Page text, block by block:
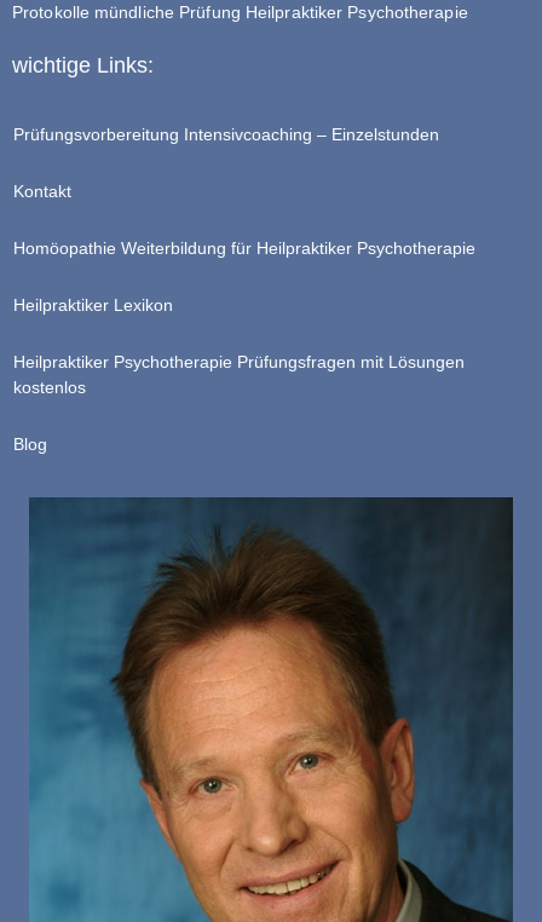
Protokolle mündliche Prüfung Heilpraktiker Psychotherapie
wichtige Links:
Prüfungsvorbereitung Intensivcoaching – Einzelstunden
Kontakt
Homöopathie Weiterbildung für Heilpraktiker Psychotherapie
Heilpraktiker Lexikon
Heilpraktiker Psychotherapie Prüfungsfragen mit Lösungen
kostenlos
Blog